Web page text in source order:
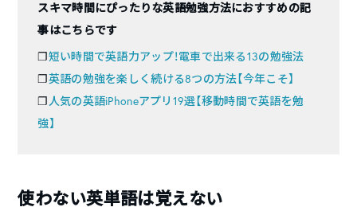
スキマ時間にぴったりな英語勉強方法におすすめの記
事はこちらです
❐短い時間で英語力アップ！電車で出来る13の勉強法
❐英語の勉強を楽しく続ける8つの方法【今年こそ】
❐人気の英語iPhoneアプリ19選【移動時間で英語を勉
強】
使わない英単語は覚えない